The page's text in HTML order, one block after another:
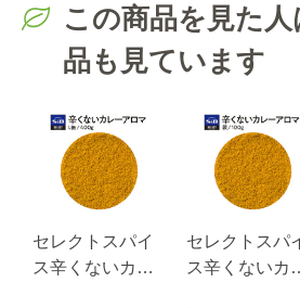
この商品を見た
品も見ています
セレクトスパイ
ス辛くないカレ
セレクトスパ
ス辛くないカ